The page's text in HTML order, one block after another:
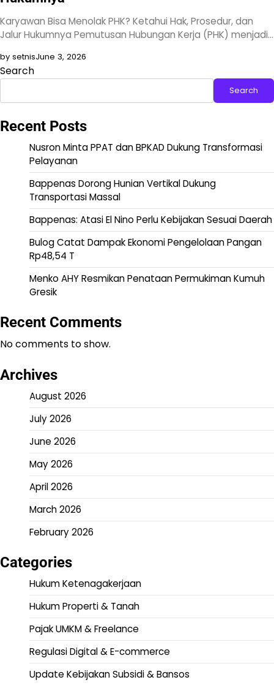
Karyawan Bisa Menolak PHK? Ketahui Hak, Prosedur, dan
Jalur Hukumnya Pemutusan Hubungan Kerja (PHK) menjadi…
by setnisJune 3, 2026
Search
Search
Recent Posts
Nusron Minta PPAT dan BPKAD Dukung Transformasi
Pelayanan
Bappenas Dorong Hunian Vertikal Dukung
Transportasi Massal
Bappenas: Atasi El Nino Perlu Kebijakan Sesuai Daerah
Bulog Catat Dampak Ekonomi Pengelolaan Pangan
Rp48,54 T
Menko AHY Resmikan Penataan Permukiman Kumuh
Gresik
Recent Comments
No comments to show.
Archives
August 2026
July 2026
June 2026
May 2026
April 2026
March 2026
February 2026
Categories
Hukum Ketenagakerjaan
Hukum Properti & Tanah
Pajak UMKM & Freelance
Regulasi Digital & E-commerce
Update Kebijakan Subsidi & Bansos